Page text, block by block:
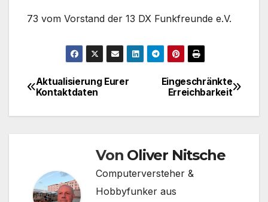
73 vom Vorstand der 13 DX Funkfreunde e.V.
BeitragsnavigationEingeschränkte
Erreichbarkeit
Aktualisierung Eurer
Kontaktdaten
Von Oliver Nitsche
Computerversteher &
Hobbyfunker aus